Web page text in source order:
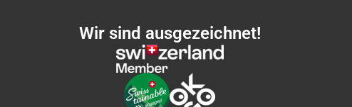
Wir sind ausgezeichnet!